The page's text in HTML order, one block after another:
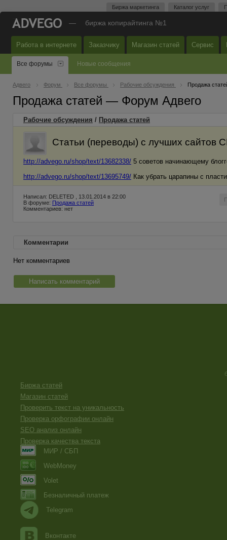
Биржа маркетинга Каталог услуг
— биржа копирайтинга №1
Работа в интернете Заказчику Магазин статей Сервис
Все форумы Новые сообщения
Адвего Форум Все форумы Рабочие обсуждения Продажа
Продажа статей — Форум Адвего
Рабочие обсуждения / Продажа статей
Статьи (переводы) с лучших сайтов
http://advego.ru/shop/text/13682338/ 5 советов начинающему
http://advego.ru/shop/text/13695749/ Как убрать царапины с
Написал: DELETED , 13.01.2014 в 22:00
В форуме: Продажа статей
Комментариев: нет
Комментарии
Нет комментариев
Написать комментарий
Биржа статей
Магазин статей
Проверить текст на уникальность
Проверка орфографии онлайн
SEO анализ онлайн
Проверка качества текста
МИР / СБП
WebMoney
Volet
Безналичный платеж
Telegram
Вконтакте